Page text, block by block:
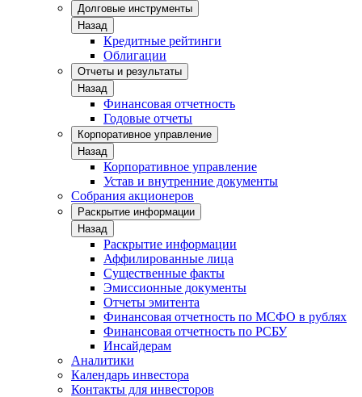
Долговые инструменты
Назад
Кредитные рейтинги
Облигации
Отчеты и результаты
Назад
Финансовая отчетность
Годовые отчеты
Корпоративное управление
Назад
Корпоративное управление
Устав и внутренние документы
Собрания акционеров
Раскрытие информации
Назад
Раскрытие информации
Аффилированные лица
Существенные факты
Эмиссионные документы
Отчеты эмитента
Финансовая отчетность по МСФО в рублях
Финансовая отчетность по РСБУ
Инсайдерам
Аналитики
Календарь инвестора
Контакты для инвесторов